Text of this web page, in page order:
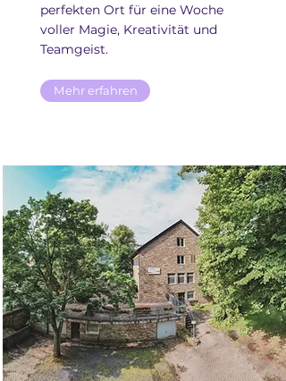
perfekten Ort für eine Woche
voller Magie, Kreativität und
Teamgeist.
Mehr erfahren